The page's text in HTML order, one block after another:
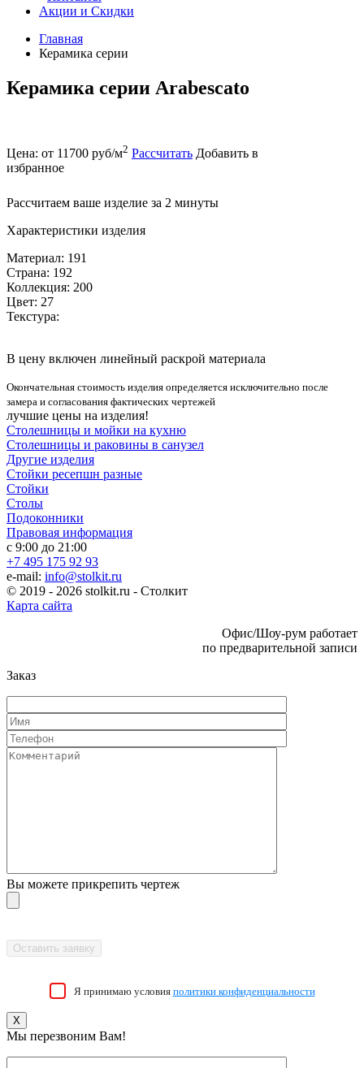
Акции и Скидки
Главная
Керамика серии
Керамика серии Arabescato
Цена: от 11700 руб/м2 Рассчитать Добавить в
избранное
Рассчитаем ваше изделие за 2 минуты
Характеристики изделия
Материал: 191
Страна: 192
Коллекция: 200
Цвет: 27
Текстура:
В цену включен линейный раскрой материала
Окончательная стоимость изделия определяется исключительно после
замера и согласования фактических чертежей
лучшие цены на изделия!
Столешницы и мойки на кухню
Столешницы и раковины в санузел
Другие изделия
Стойки ресепшн разные
Стойки
Столы
Подоконники
Правовая информация
с 9:00 до 21:00
+7 495 175 92 93
e-mail: info@stolkit.ru
© 2019 - 2026 stolkit.ru - Столкит
Карта сайта
Офис/Шоу-рум работает
по предварительной записи
Заказ
Вы можете прикрепить чертеж
Я принимаю условия политики конфиденциальности
X
Мы перезвоним Вам!